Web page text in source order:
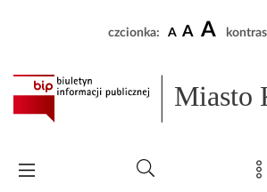
czcionka: A A A
Miasto